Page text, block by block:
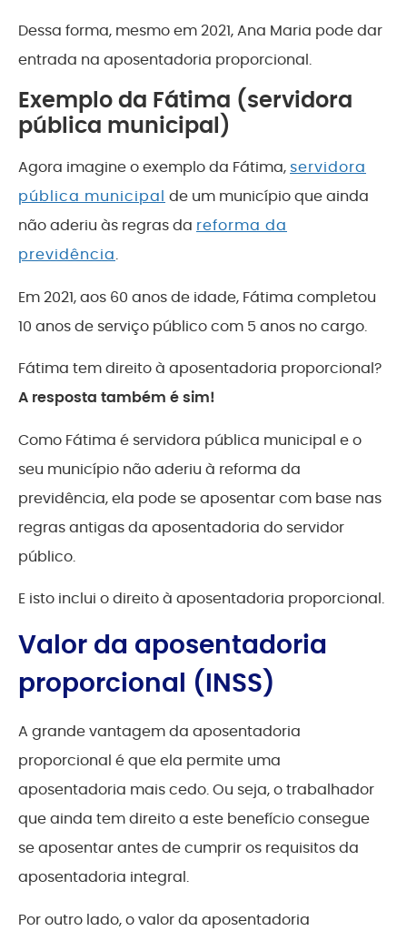
Dessa forma, mesmo em 2021, Ana Maria pode dar
entrada na aposentadoria proporcional.
Exemplo da Fátima (servidora
pública municipal)
Agora imagine o exemplo da Fátima, servidora
pública municipal de um município que ainda
não aderiu às regras da reforma da
previdência.
Em 2021, aos 60 anos de idade, Fátima completou
10 anos de serviço público com 5 anos no cargo.
Fátima tem direito à aposentadoria proporcional?
A resposta também é sim!
Como Fátima é servidora pública municipal e o
seu município não aderiu à reforma da
previdência, ela pode se aposentar com base nas
regras antigas da aposentadoria do servidor
público.
E isto inclui o direito à aposentadoria proporcional.
Valor da aposentadoria
proporcional (INSS)
A grande vantagem da aposentadoria
proporcional é que ela permite uma
aposentadoria mais cedo. Ou seja, o trabalhador
que ainda tem direito a este benefício consegue
se aposentar antes de cumprir os requisitos da
aposentadoria integral.
Por outro lado, o valor da aposentadoria